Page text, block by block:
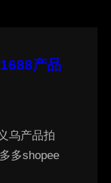
产品
乌产品拍
多shopee